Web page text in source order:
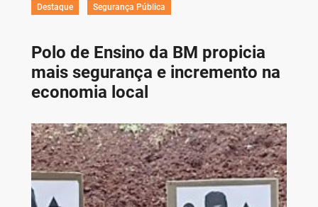
Destaque Segurança Pública
Polo de Ensino da BM propicia
mais segurança e incremento na
economia local